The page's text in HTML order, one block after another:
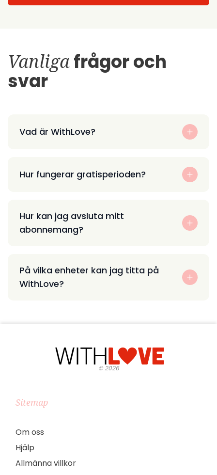
Vanligafrågor och
svar
Vad är WithLove?
Hur fungerar gratisperioden?
Hur kan jag avsluta mitt
abonnemang?
På vilka enheter kan jag titta på
WithLove?
©2026
Sitemap
Om oss
Hjälp
Allmänna villkor